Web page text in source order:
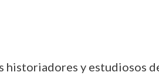
historiadores y estudiosos